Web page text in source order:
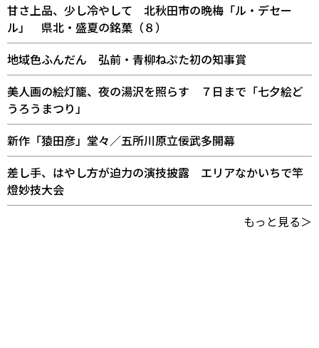
甘さ上品、少し冷やして 北秋田市の晩梅「ル・デセー
ル」 県北・盛夏の銘菓（８）
地域色ふんだん 弘前・青柳ねぷた初の知事賞
美人画の絵灯籠、夜の湯沢を照らす ７日まで「七夕絵ど
うろうまつり」
新作「猿田彦」堂々／五所川原立佞武多開幕
差し手、はやし方が迫力の演技披露 エリアなかいちで竿
燈妙技大会
もっと見る＞